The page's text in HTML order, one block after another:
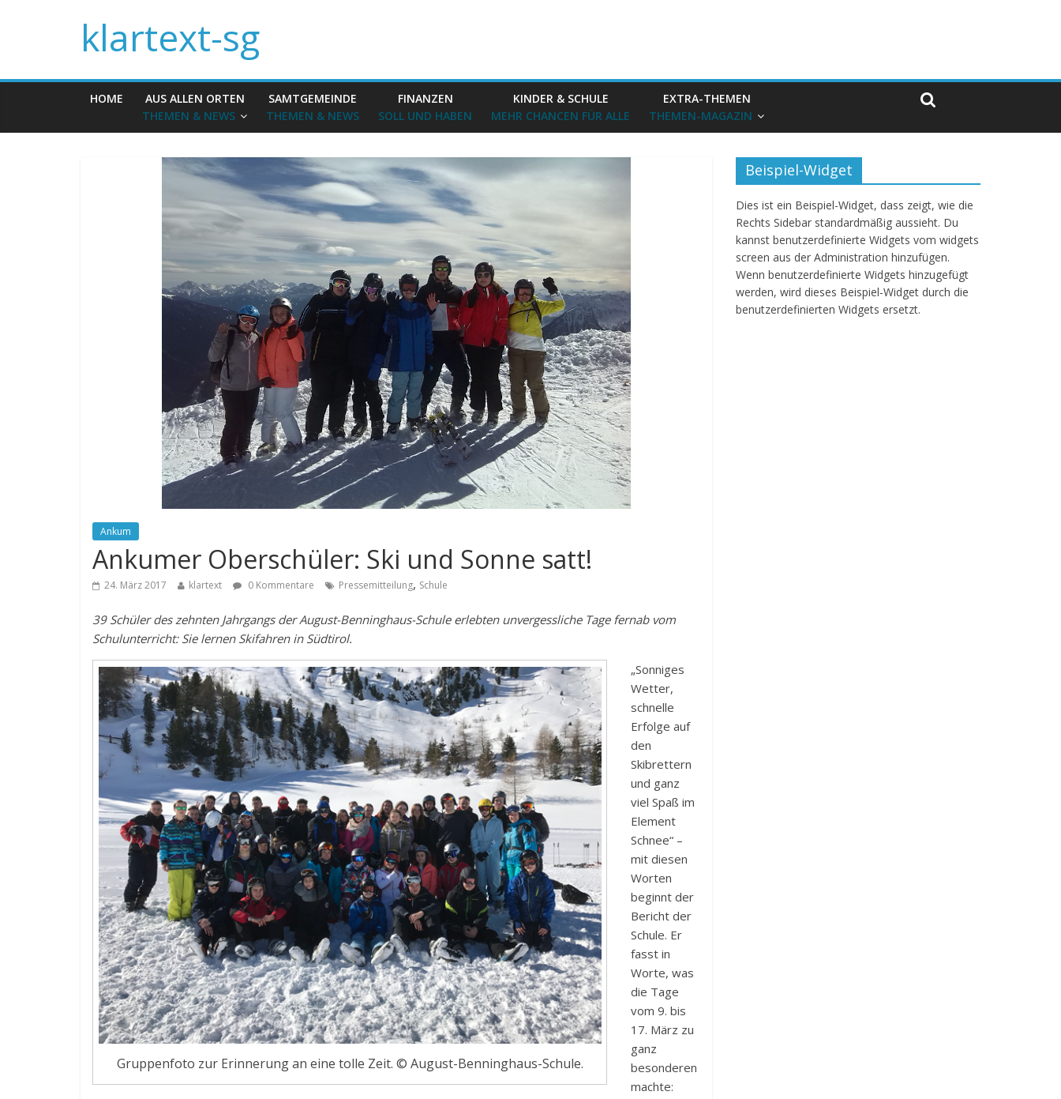
klartext-sg
HOME
AUS ALLEN ORTEN
THEMEN & NEWS
SAMTGEMEINDE
THEMEN & NEWS
FINANZEN
SOLL UND HABEN
KINDER & SCHULE
MEHR CHANCEN FÜR ALLE
EXTRA-THEMEN
THEMEN-MAGAZIN
Ankum
Ankumer Oberschüler: Ski und Sonne satt!
24. März 2017 klartext 0 Kommentare Pressemitteilung, Schule
39 Schüler des zehnten Jahrgangs der August-Benninghaus-Schule erlebten unvergessliche Tage fernab vom
Schulunterricht: Sie lernen Skifahren in Südtirol.
Gruppenfoto zur Erinnerung an eine tolle Zeit. © August-Benninghaus-Schule.
„Sonniges
Wetter,
schnelle
Erfolge auf
den
Skibrettern
und ganz
viel Spaß im
Element
Schnee“ –
mit diesen
Worten
beginnt der
Bericht der
Schule. Er
fasst in
Worte, was
die Tage
vom 9. bis
17. März zu
ganz
besonderen
machte:
Beispiel-Widget
Dies ist ein Beispiel-Widget, dass zeigt, wie die
Rechts Sidebar standardmäßig aussieht. Du
kannst benutzerdefinierte Widgets vom widgets
screen aus der Administration hinzufügen.
Wenn benutzerdefinierte Widgets hinzugefügt
werden, wird dieses Beispiel-Widget durch die
benutzerdefinierten Widgets ersetzt.